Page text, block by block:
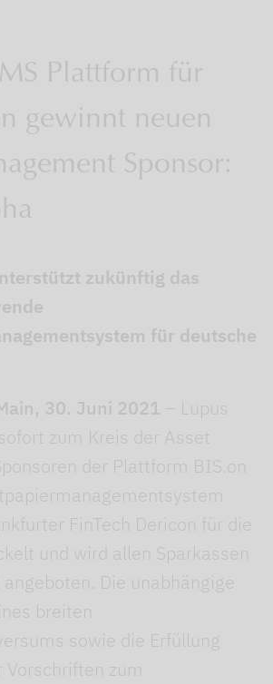
Plattform für
gewinnt neuen
Sponsor:
zukünftig das
für deutsche
30. Juni 2021 – Lupus
zum Kreis der Asset
der Plattform BIS.on
FinTech Dericon für die
und wird allen Sparkassen
Die unabhängige
breiten
sowie die Erfüllung
zum